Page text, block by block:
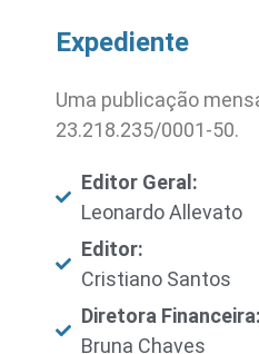
Expediente
Uma publicação
23.218.235/0001-50.
Editor Geral:
Leonardo Allevato
Editor:
Cristiano Santos
Diretora Financeira:
Bruna Chaves